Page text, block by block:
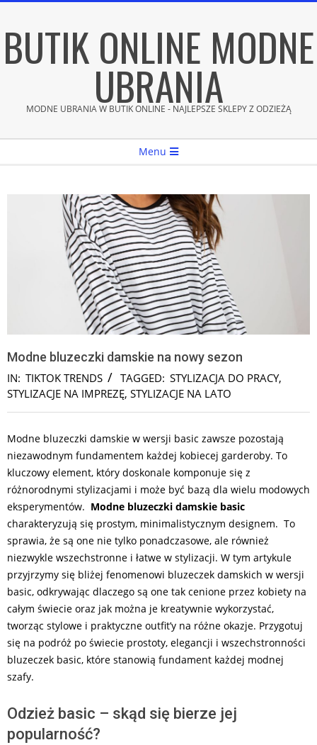
content
BUTIK ONLINE MODNE
UBRANIA
MODNE UBRANIA W BUTIK ONLINE - NAJLEPSZE SKLEPY Z ODZIEŻĄ
Menu
Modne bluzeczki damskie na nowy sezon
IN: TIKTOK TRENDS TAGGED: STYLIZACJA DO PRACY,
STYLIZACJE NA IMPREZĘ, STYLIZACJE NA LATO
Modne bluzeczki damskie w wersji basic zawsze pozostają
niezawodnym fundamentem każdej kobiecej garderoby. To
kluczowy element, który doskonale komponuje się z
różnorodnymi stylizacjami i może być bazą dla wielu modowych
eksperymentów. Modne bluzeczki damskie basic
charakteryzują się prostym, minimalistycznym designem. To
sprawia, że są one nie tylko ponadczasowe, ale również
niezwykle wszechstronne i łatwe w stylizacji. W tym artykule
przyjrzymy się bliżej fenomenowi bluzeczek damskich w wersji
basic, odkrywając dlaczego są one tak cenione przez kobiety na
całym świecie oraz jak można je kreatywnie wykorzystać,
tworząc stylowe i praktyczne outfit’y na różne okazje. Przygotuj
się na podróż po świecie prostoty, elegancji i wszechstronności
bluzeczek basic, które stanowią fundament każdej modnej
szafy.
Odzież basic – skąd się bierze jej
popularność?